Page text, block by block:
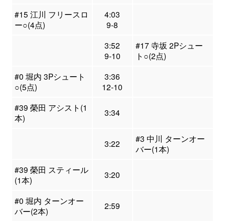
#15 江川 フリースロ
ー○(4点)
4:03
9-8
3:52
9-10
#17 寺坂 2Pシュー
ト○(2点)
#0 堀内 3Pシュート
○(5点)
3:36
12-10
#39 榮田 アシスト(1
本)
3:34
3:22
#3 中川 ターンオー
バー(1本)
#39 榮田 スティール
(1本)
3:20
#0 堀内 ターンオー
バー(2本)
2:59